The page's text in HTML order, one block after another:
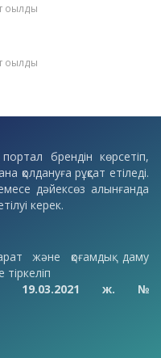
оқылды
оқылды
брендін көрсетіп,
қолдануға рұқсат етіледі.
дәйексөз алынғанда
керек.
және қоғамдық даму
тіркеліп
19.03.2021 ж. №